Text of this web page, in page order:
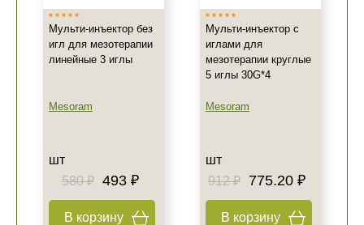
Мульти-инъектор без
игл для мезотерапии
линейные 3 иглы
Mesoram
шт
580 ₽
493 ₽
В корзину
Мульти-инъектор с
иглами для
мезотерапии круглые
5 иглы 30G*4
Mesoram
шт
912 ₽
775.20 ₽
В корзину